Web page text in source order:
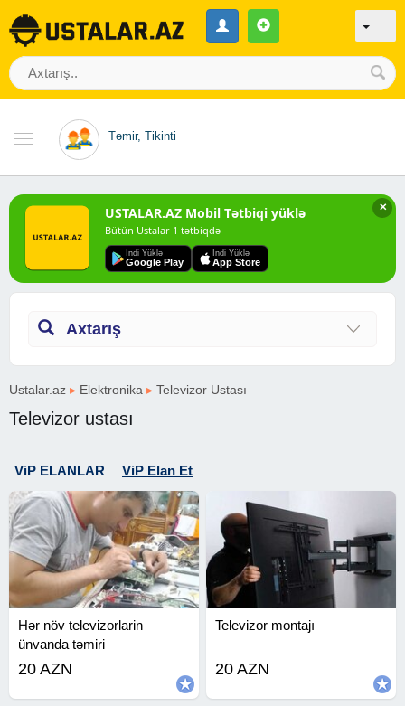
Təmir, Tikinti
✕
USTALAR.AZ Mobil Tətbiqi yüklə
Bütün Ustalar 1 tətbiqdə
Indi Yüklə
Google Play
Indi Yüklə
App Store
Axtarış
Ustalar.az ▸ Elektronika ▸ Televizor Ustası
Televizor ustası
ViP ELANLAR ViP Elan Et
Hər növ televizorlarin
ünvanda təmiri
20 AZN
Televizor montajı
20 AZN